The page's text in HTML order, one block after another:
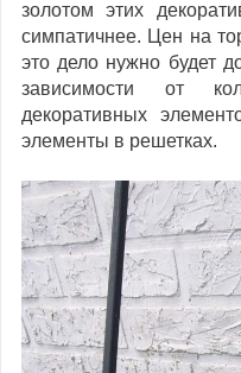
золотом этих
симпатичнее. Цен на
это дело нужно будет
зависимости от
декоративных
элементы в решетках.